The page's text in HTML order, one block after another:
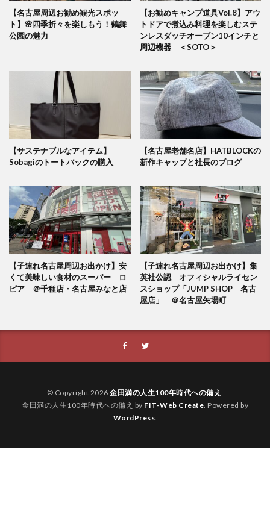
【名古屋周辺お勧め観光スポッ
ト】🌸四季折々を楽しもう！鶴舞
公園の魅力
【お勧めキャンプ道具Vol.8】アウ
トドアで煮込み料理を楽しむステ
ンレスダッチオーブン10インチと
周辺機器 ＜SOTO＞
【サステナブルなアイテム】
Sobagiのトートバックの購入
【名古屋老舗名店】HATBLOCKの
新作キャップと社長のブログ
【子連れ名古屋周辺お出かけ】安
くて美味しい食材のスーパー ロ
ピア ＠千種店・名古屋みなと店
【子連れ名古屋周辺お出かけ】集
英社公認 オフィシャルライセン
スショップ「JUMP SHOP 名古
屋店」 ＠名古屋矢場町
© Copyright 2026 金田満の人生100年時代への備え .
金田満の人生100年時代への備え by FIT-Web Create. Powered by
WordPress.